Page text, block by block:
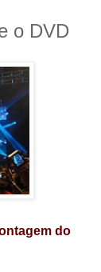
o DVD
do